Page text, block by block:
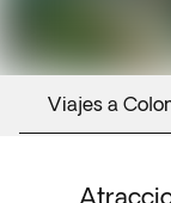
Viajes a